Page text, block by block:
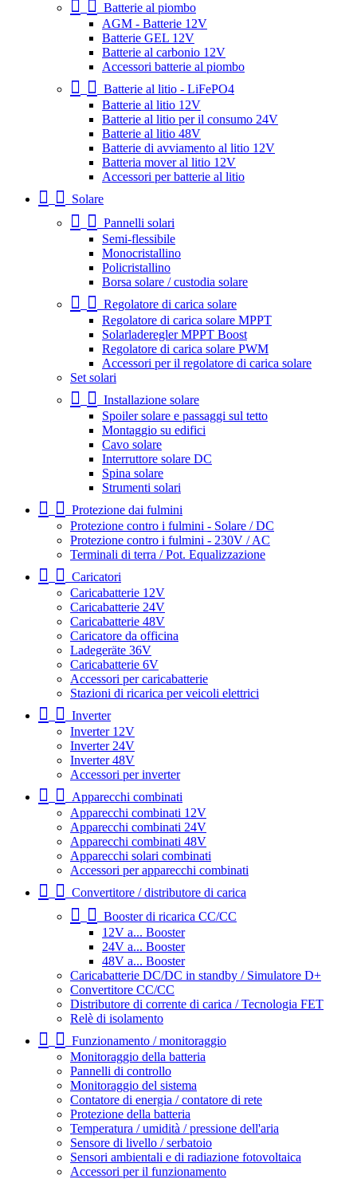
Batterie al piombo
AGM - Batterie 12V
Batterie GEL 12V
Batterie al carbonio 12V
Accessori batterie al piombo
Batterie al litio - LiFePO4
Batterie al litio 12V
Batterie al litio per il consumo 24V
Batterie al litio 48V
Batterie di avviamento al litio 12V
Batteria mover al litio 12V
Accessori per batterie al litio
Solare
Pannelli solari
Semi-flessibile
Monocristallino
Policristallino
Borsa solare / custodia solare
Regolatore di carica solare
Regolatore di carica solare MPPT
Solarladeregler MPPT Boost
Regolatore di carica solare PWM
Accessori per il regolatore di carica solare
Set solari
Installazione solare
Spoiler solare e passaggi sul tetto
Montaggio su edifici
Cavo solare
Interruttore solare DC
Spina solare
Strumenti solari
Protezione dai fulmini
Protezione contro i fulmini - Solare / DC
Protezione contro i fulmini - 230V / AC
Terminali di terra / Pot. Equalizzazione
Caricatori
Caricabatterie 12V
Caricabatterie 24V
Caricabatterie 48V
Caricatore da officina
Ladegeräte 36V
Caricabatterie 6V
Accessori per caricabatterie
Stazioni di ricarica per veicoli elettrici
Inverter
Inverter 12V
Inverter 24V
Inverter 48V
Accessori per inverter
Apparecchi combinati
Apparecchi combinati 12V
Apparecchi combinati 24V
Apparecchi combinati 48V
Apparecchi solari combinati
Accessori per apparecchi combinati
Convertitore / distributore di carica
Booster di ricarica CC/CC
12V a... Booster
24V a... Booster
48V a... Booster
Caricabatterie DC/DC in standby / Simulatore D+
Convertitore CC/CC
Distributore di corrente di carica / Tecnologia FET
Relè di isolamento
Funzionamento / monitoraggio
Monitoraggio della batteria
Pannelli di controllo
Monitoraggio del sistema
Contatore di energia / contatore di rete
Protezione della batteria
Temperatura / umidità / pressione dell'aria
Sensore di livello / serbatoio
Sensori ambientali e di radiazione fotovoltaica
Accessori per il funzionamento